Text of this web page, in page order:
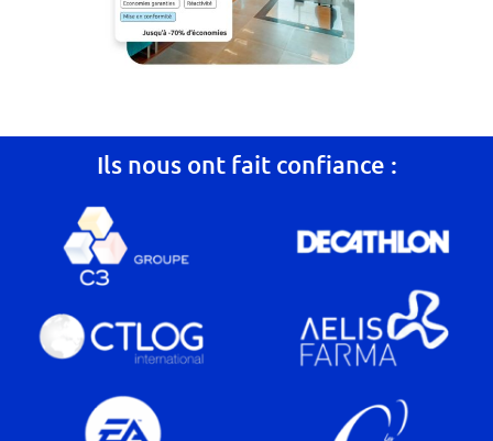
Ils nous ont fait confiance :